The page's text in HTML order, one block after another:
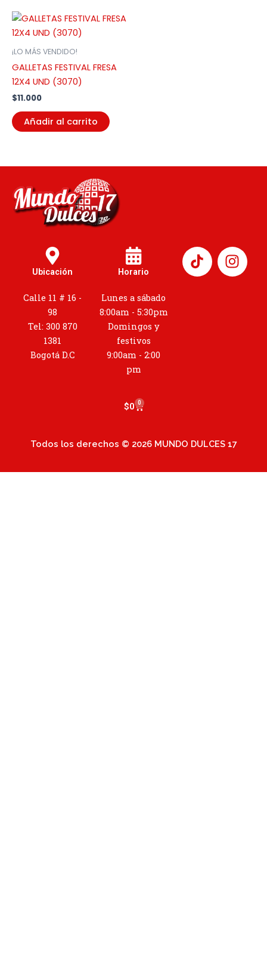
¡LO MÁS VENDIDO!
GALLETAS FESTIVAL FRESA
12X4 UND (3070)
$11.000
Añadir al carrito
Ubicación
Calle 11 # 16 -
98
Tel: 300 870
1381
Bogotá D.C
Horario
Lunes a sábado
8:00am - 5:30pm
Domingos y
festivos
9:00am - 2:00
pm
I
n
s
$0 0
Cart
Todos los derechos © 2026 MUNDO DULCES 17